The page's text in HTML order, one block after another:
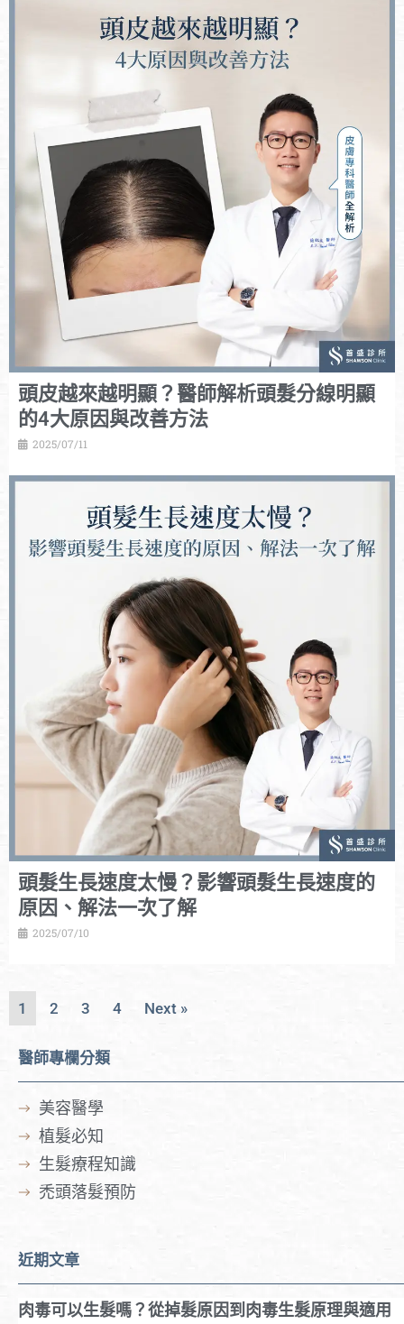
頭皮越來越明顯？醫師解析頭髮分線明顯
的4大原因與改善方法
2025/07/11
頭髮生長速度太慢？影響頭髮生長速度的
原因、解法一次了解
2025/07/10
1 2 3 4 Next »
醫師專欄分類
美容醫學
植髮必知
生髮療程知識
禿頭落髮預防
近期文章
肉毒可以生髮嗎？從掉髮原因到肉毒生髮原理與適用